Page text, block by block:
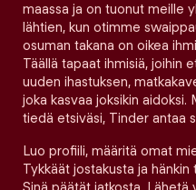
maassa ja on tuonut meille
lähtien, kun otimme
osuman takana on oikea
Täällä tapaat ihmisiä, joihin
uuden ihastuksen,
joka kasvaa joksikin
tiedä etsiväsi, Tinder antaa
Luo profiili, määritä omat
Tykkäät jostakusta ja